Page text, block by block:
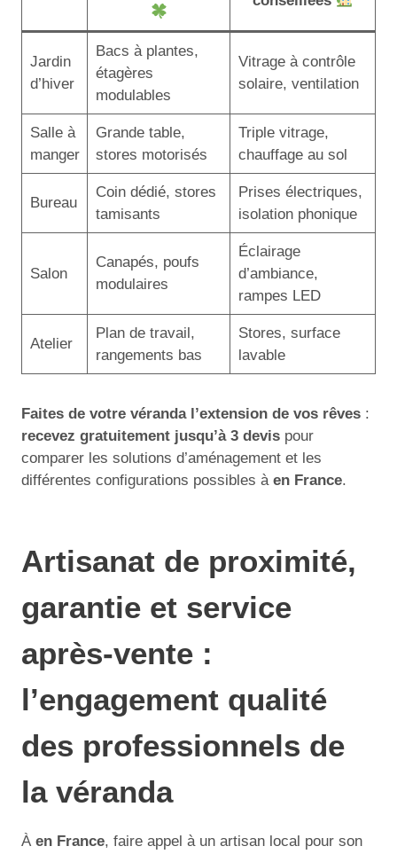
Jardin
d’hiver
Bacs à plantes,
étagères
modulables
Vitrage à contrôle
solaire, ventilation
Salle à
manger
Grande table,
stores motorisés
Triple vitrage,
chauffage au sol
Bureau
Coin dédié, stores
tamisants
Prises électriques,
isolation phonique
Salon
Canapés, poufs
modulaires
Éclairage
d’ambiance,
rampes LED
Atelier
Plan de travail,
rangements bas
Stores, surface
lavable
Faites de votre véranda l’extension de vos rêves :
recevez gratuitement jusqu’à 3 devis pour
comparer les solutions d’aménagement et les
différentes configurations possibles à en France.
Artisanat de proximité,
garantie et service
après-vente :
l’engagement qualité
des professionnels de
la véranda
À en France, faire appel à un artisan local pour son